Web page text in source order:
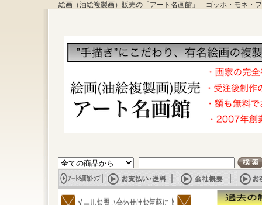
絵画（油絵複製画）販売の「アート名画館」 ゴッホ・モネ・